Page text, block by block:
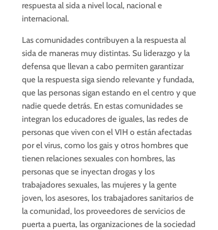
respuesta al sida a nivel local, nacional e
internacional.
Las comunidades contribuyen a la respuesta al
sida de maneras muy distintas. Su liderazgo y la
defensa que llevan a cabo permiten garantizar
que la respuesta siga siendo relevante y fundada,
que las personas sigan estando en el centro y que
nadie quede detrás. En estas comunidades se
integran los educadores de iguales, las redes de
personas que viven con el VIH o están afectadas
por el virus, como los gais y otros hombres que
tienen relaciones sexuales con hombres, las
personas que se inyectan drogas y los
trabajadores sexuales, las mujeres y la gente
joven, los asesores, los trabajadores sanitarios de
la comunidad, los proveedores de servicios de
puerta a puerta, las organizaciones de la sociedad